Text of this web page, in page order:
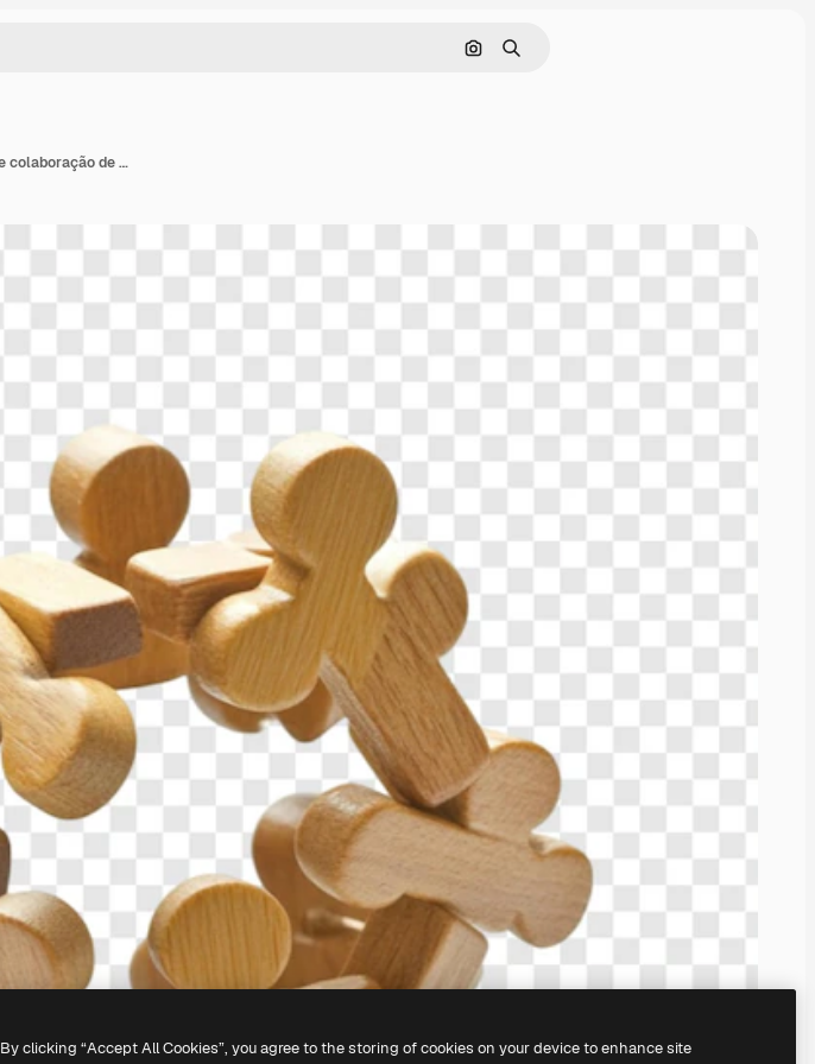
Pesquisar por imagem
Buscar
Figuras de madeira formando um círculo trabalho em equipe colaboração de unidade
By clicking “Accept All Cookies”, you agree to the storing of cookies on your device to enhance site